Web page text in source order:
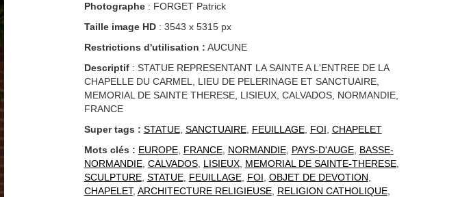
Photographe: FORGET Patrick
Taille image HD: 3543 x 5315 px
Restrictions d'utilisation : AUCUNE
Descriptif: STATUE REPRESENTANT LA SAINTE A L'ENTREE DE LA
CHAPELLE DU CARMEL, LIEU DE PELERINAGE ET SANCTUAIRE,
MEMORIAL DE SAINTE THERESE, LISIEUX, CALVADOS, NORMANDIE,
FRANCE
Super tags : STATUE, SANCTUAIRE, FEUILLAGE, FOI CHAPELET
Mots clés : EUROPE, FRANCE, NORMANDIE, PAYS-D'AUGE, BASSE-
NORMANDIE, CALVADOS, LISIEUX, MEMORIAL DE SAINTE-THERESE,
SCULPTURE, STATUE, FEUILLAGE, FOI OBJET DE DEVOTION
CHAPELET, ARCHITECTURE RELIGIEUSE, RELIGION CATHOLIQUE,